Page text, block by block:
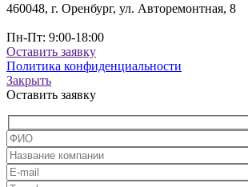
460048, г. Оренбург, ул. Авторемонтная, 8
Пн-Пт: 9:00-18:00
Оставить заявку
Политика конфиденциальности
Закрыть
Оставить заявку